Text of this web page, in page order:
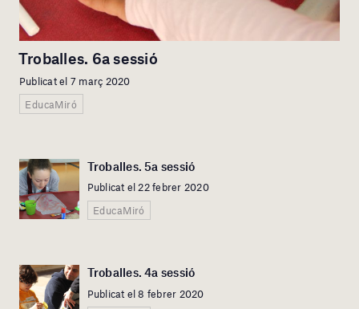
Troballes. 6a sessió
Publicat el 7 març 2020
EducaMiró
Troballes. 5a sessió
Publicat el 22 febrer 2020
EducaMiró
Troballes. 4a sessió
Publicat el 8 febrer 2020